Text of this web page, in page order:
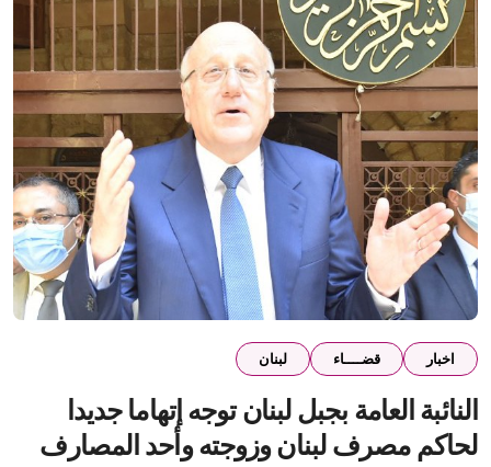
اخبار قضــــاء لبنان
النائبة العامة بجبل لبنان توجه إتهاما جديدا
لحاكم مصرف لبنان وزوجته وأحد المصارف